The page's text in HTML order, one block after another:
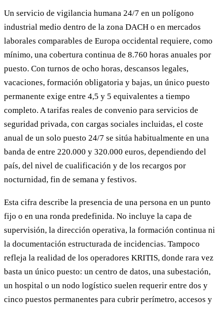
Un servicio de vigilancia humana 24/7 en un polígono
industrial medio dentro de la zona DACH o en mercados
laborales comparables de Europa occidental requiere, como
mínimo, una cobertura continua de 8.760 horas anuales por
puesto. Con turnos de ocho horas, descansos legales,
vacaciones, formación obligatoria y bajas, un único puesto
permanente exige entre 4,5 y 5 equivalentes a tiempo
completo. A tarifas reales de convenio para servicios de
seguridad privada, con cargas sociales incluidas, el coste
anual de un solo puesto 24/7 se sitúa habitualmente en una
banda de entre 220.000 y 320.000 euros, dependiendo del
país, del nivel de cualificación y de los recargos por
nocturnidad, fin de semana y festivos.
Esta cifra describe la presencia de una persona en un punto
fijo o en una ronda predefinida. No incluye la capa de
supervisión, la dirección operativa, la formación continua ni
la documentación estructurada de incidencias. Tampoco
refleja la realidad de los operadores KRITIS, donde rara vez
basta un único puesto: un centro de datos, una subestación,
un hospital o un nodo logístico suelen requerir entre dos y
cinco puestos permanentes para cubrir perímetro, accesos y